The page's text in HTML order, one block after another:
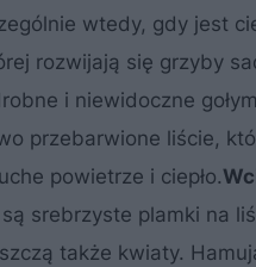
wtedy, gdy jest
rozwijają się grzyby
i niewidoczne
przebarwione liście,
powietrze i ciepło.
srebrzyste plamki na
także kwiaty.